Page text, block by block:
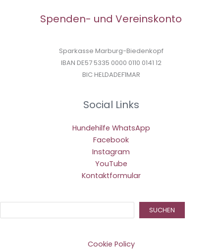
Spenden- und Vereinskonto
Sparkasse Marburg-Biedenkopf
IBAN DE57 5335 0000 0110 0141 12
BIC HELDADEF1MAR
Social Links
Hundehilfe WhatsApp
Facebook
Instagram
YouTube
Kontaktformular
SUCHEN
Cookie Policy